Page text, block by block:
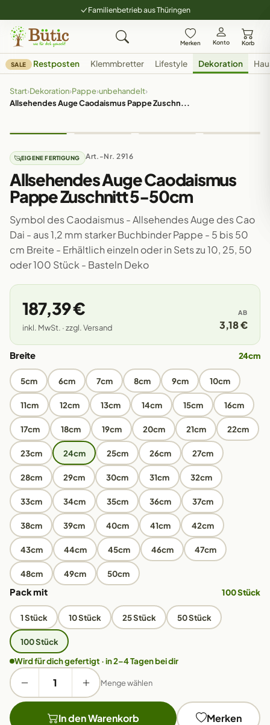
Familienbetrieb aus Thüringen
Merken Konto Korb
SALE Restposten Klemmbretter Lifestyle Dekoration
Start›Dekoration›Pappe›unbehandelt›
Allsehendes Auge Caodaismus Pappe Zuschn...
EIGENE FERTIGUNG Art.-Nr. 2916
Allsehendes Auge Caodaismus
Pappe Zuschnitt 5-50cm
Symbol des Caodaismus - Allsehendes Auge des Cao
Dai - aus 1,2 mm starker Buchbinder Pappe - 5 bis 50
cm Breite - Erhältlich einzeln oder in Sets zu 10, 25, 50
oder 100 Stück - Basteln Deko
187,39 €
inkl. MwSt. · zzgl. Versand
AB
3,18 €
Breite 24cm
5cm 6cm 7cm 8cm 9cm 10cm
11cm 12cm 13cm 14cm 15cm 16cm
17cm 18cm 19cm 20cm 21cm 22cm
23cm 24cm 25cm 26cm 27cm
28cm 29cm 30cm 31cm 32cm
33cm 34cm 35cm 36cm 37cm
38cm 39cm 40cm 41cm 42cm
43cm 44cm 45cm 46cm 47cm
48cm 49cm 50cm
Pack mit 100 Stück
1 Stück 10 Stück 25 Stück 50 Stück
100 Stück
Wird für dich gefertigt · in 2–4 Tagen bei dir
Menge wählen
In den Warenkorb Merken